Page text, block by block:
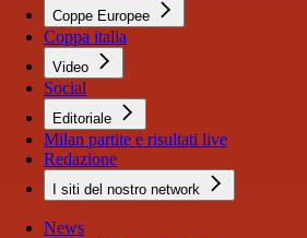
Coppe Europee
Coppa italia
Video
Social
Editoriale
Milan partite e risultati live
Redazione
I siti del nostro network
News